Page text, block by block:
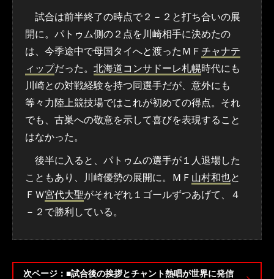
試合は前半終了の時点で２－２と打ち合いの展
開に。パトゥム側の２点を川崎相手に決めたの
は、今季途中で母国タイへと渡ったＭＦ チャナテ
ィップだった。 北海道コンサドーレ札幌時代にも
川崎との対戦経験を持つ同選手だが、意外にも
等々力陸上競技場ではこれが初めての得点。それ
でも、古巣への敬意を示して喜びを表現すること
はなかった。
後半に入ると、パトゥムの選手が１人退場した
こともあり、川崎優勢の展開に。ＭＦ 山村和也と
ＦＷ宮代大聖がそれぞれ１ゴールずつあげて、４
－２で勝利している。
次ページ：■試合後の挨拶とチャント熱唱が世界に発信